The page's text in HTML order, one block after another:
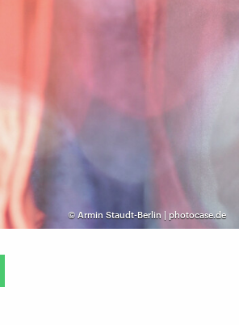
© Armin Staudt-Berlin | photocase.de